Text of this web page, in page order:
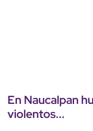
En Naucalpan
violentos...